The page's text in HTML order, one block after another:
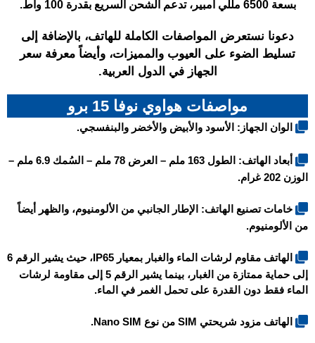
بسعة 6500 مللي أمبير، تدعم الشحن السريع بقدرة 100 واط.
دعونا نستعرض المواصفات الكاملة للهاتف، بالإضافة إلى
تسليط الضوء على العيوب والمميزات، وأيضاً معرفة سعر
الجهاز في الدول العربية.
مواصفات هواوي نوفا 15 برو
الوان الجهاز: الأسود والأبيض والأخضر والبنفسجي.
أبعاد الهاتف: الطول 163 ملم – العرض 78 ملم – السُمك 6.9 ملم –
الوزن 202 غرام.
خامات تصنيع الهاتف: الإطار الجانبي من الألومنيوم، والظهر أيضاً
من الألومنيوم.
الهاتف مقاوم لرشات الماء والغبار بمعيار IP65، حيث يشير الرقم 6
إلى حماية ممتازة من الغبار، بينما يشير الرقم 5 إلى مقاومة لرشات
الماء فقط دون القدرة على تحمل الغمر في الماء.
الهاتف مزود شريحتي SIM من نوع Nano SIM.